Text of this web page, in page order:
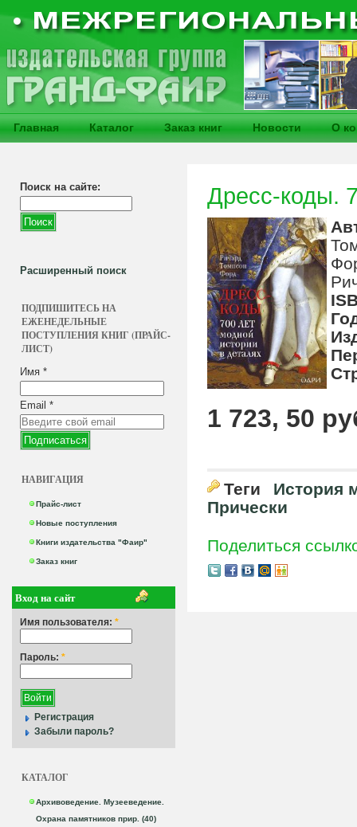
Главная Каталог Заказ книг Новости О
Поиск на сайте:
Расширенный поиск
ПОДПИШИТЕСЬ НА
ЕЖЕНЕДЕЛЬНЫЕ
ПОСТУПЛЕНИЯ КНИГ (ПРАЙС-
ЛИСТ)
Имя *
Email *
НАВИГАЦИЯ
Прайс-лист
Новые поступления
Книги издательства "Фаир"
Заказ книг
Вход на сайт
Имя пользователя: *
Пароль: *
Регистрация
Забыли пароль?
КАТАЛОГ
Архивоведение. Музееведение.
Охрана памятников прир. (40)
Дресс-коды.
1 723, 50
Теги
История
Прически
Поделиться